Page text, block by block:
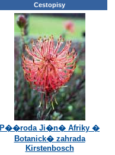
Cestopisy
P��roda Ji�n� Afriky �
Botanick� zahrada
Kirstenbosch